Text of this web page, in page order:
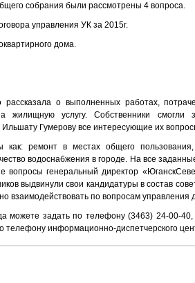
собрания были рассмотрены 4 вопроса.
управления УК за 2015г.
дома.
о выполненных работах,
услугу. Собственники смогли
Гумерову все интересующие их
ремонт в местах общего
водоснабжения в городе. На все
генеральный директор
выдвинули свои кандидатуры в состав
взаимодействовать по вопросам управления
можете задать по телефону (3463) 24-00-
информационно-диспетчерского